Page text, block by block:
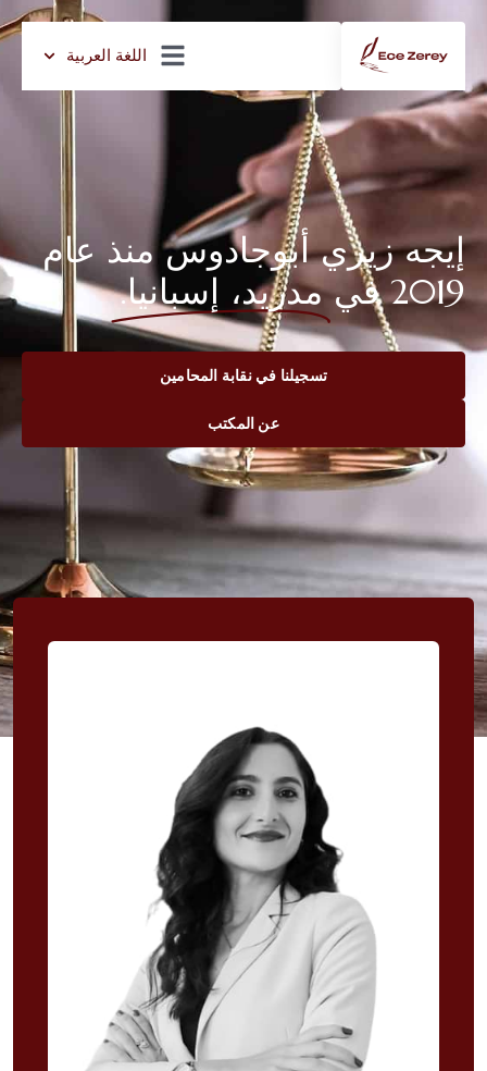
اللغة العربية
إيجه زيري أبوجادوس منذ عام
2019 في
مدريد، إسبانيا.
تسجيلنا في نقابة المحامين
عن المكتب